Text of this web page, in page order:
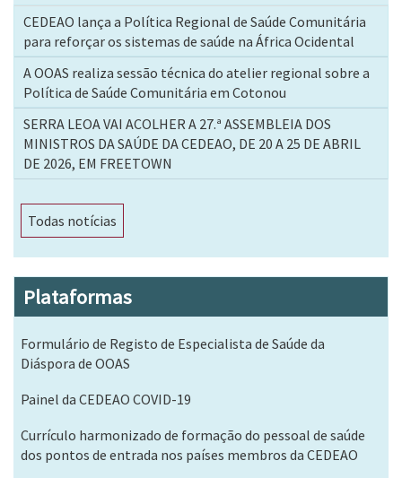
CEDEAO lança a Política Regional de Saúde Comunitária
para reforçar os sistemas de saúde na África Ocidental
A OOAS realiza sessão técnica do atelier regional sobre a
Política de Saúde Comunitária em Cotonou
SERRA LEOA VAI ACOLHER A 27.ª ASSEMBLEIA DOS
MINISTROS DA SAÚDE DA CEDEAO, DE 20 A 25 DE ABRIL
DE 2026, EM FREETOWN
Todas notícias
Plataformas
Formulário de Registo de Especialista de Saúde da
Diáspora de OOAS
Painel da CEDEAO COVID-19
Currículo harmonizado de formação do pessoal de saúde
dos pontos de entrada nos países membros da CEDEAO